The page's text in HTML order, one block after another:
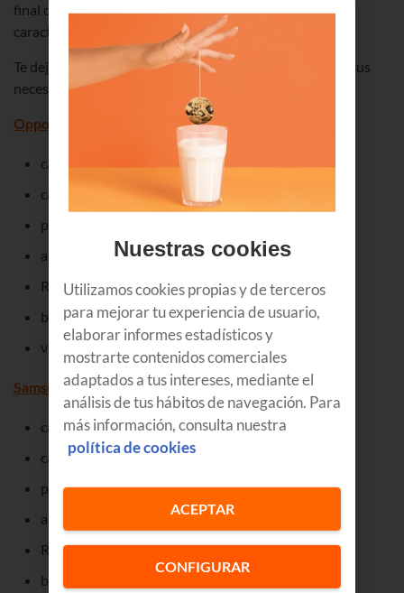
final cada uno le da más importancia a una de estas
características.
Te dejamos algunos datos para que elijas en función de tus
necesidades:
Oppo Find X3 Lite | 5G: por 16€/mes
cámara trasera: 64+8+2+2 MPX
cámara frontal: 32 MPX
pantalla: 6.4”
almacenamiento: 128GB
RAM: 8GB
batería: 4300 mAh
velocidad de carga rápida: 65W
Samsung Galaxy A52 | 5G: desde 17€/mes
cámara trasera: 64+12+5+5 MPX
cámara frontal: 32 MPX
pantalla: 6.5”
almacenamiento: 128GB
RAM: 6GB
batería: 4500 mAh
Nuestras cookies
Utilizamos cookies propias y de terceros
para mejorar tu experiencia de usuario,
elaborar informes estadísticos y
mostrarte contenidos comerciales
adaptados a tus intereses, mediante el
análisis de tus hábitos de navegación. Para
más información, consulta nuestra
política de cookies
CONFIGURAR
ACEPTAR